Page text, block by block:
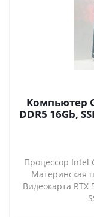
Компьютер
DDR5 16Gb, SSD 1000Гб, B760M WiFi. Купить
Процессор Intel
Материнская
Видеокарта